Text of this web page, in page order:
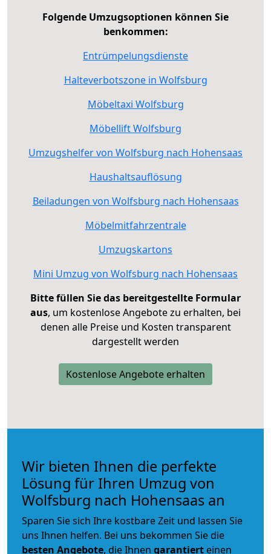
Folgende Umzugsoptionen können Sie
benkommen:
Entrümpelungsdienste
Halteverbotszone in Wolfsburg
Möbeltaxi Wolfsburg
Möbellift Wolfsburg
Umzugshelfer von Wolfsburg nach Hohensaas
Haushaltsauflösung
Beiladungen von Wolfsburg nach Hohensaas
Möbelmitfahrzentrale
Umzugskartons
Mini Umzug von Wolfsburg nach Hohensaas
Bitte füllen Sie das bereitgestellte Formular
aus, um kostenlose Angebote zu erhalten, bei
denen alle Preise und Kosten transparent
dargestellt werden
Kostenlose Angebote erhalten
Wir bieten Ihnen die perfekte
Lösung für Ihren Umzug von
Wolfsburg nach Hohensaas an
Sparen Sie sich Ihre kostbare Zeit und lassen Sie
uns Ihnen helfen. Bei uns bekommen Sie die
besten Angebote, die Ihnen garantiert einen